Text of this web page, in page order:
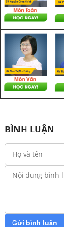
BÌNH LUẬN
Gửi bình luận